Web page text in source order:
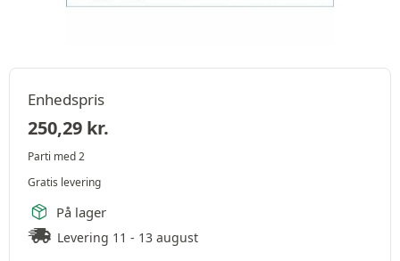
Enhedspris
250,29 kr.
Parti med 2
Gratis levering
På lager
Levering 11 - 13 august